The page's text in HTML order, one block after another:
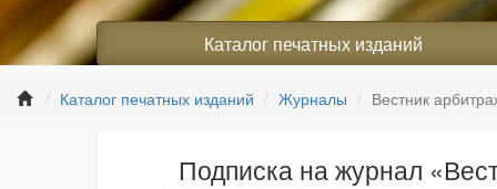
Каталог печатных изданий
Каталог печатных изданий Журналы Вестник
Подписка на журнал